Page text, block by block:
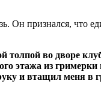
признался, что
во дворе
этажа из
и втащил меня